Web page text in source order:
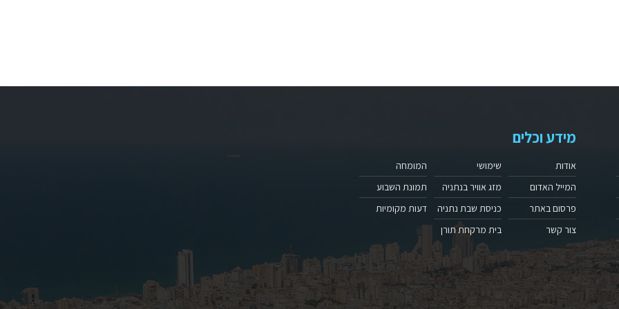
מידע וכלים
אודות
המייל האדום
פרסום באתר
צור קשר
שימושי
מזג אוויר בנתניה
כניסת שבת נתניה
בית מרקחת תורן
המומחה
תמונת השבוע
דעות מקומיות